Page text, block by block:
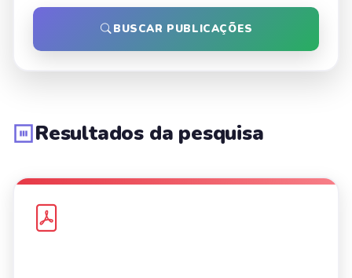
BUSCAR PUBLICAÇÕES
Resultados da pesquisa